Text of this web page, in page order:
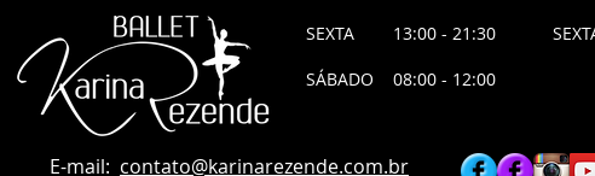
SEXTA 13:00 - 21:30
SÁBADO 08:00 - 12:00
E-mail: contato@karinarezende.com.br